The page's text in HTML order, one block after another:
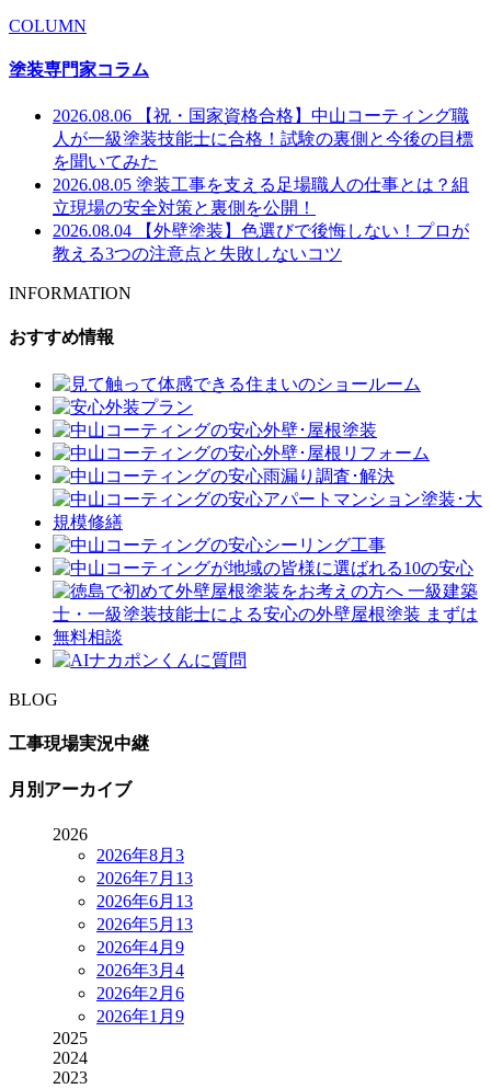
COLUMN
塗装専門家コラム
2026.08.06
【祝・国家資格合格】中山コーティング職
人が一級塗装技能士に合格！試験の裏側と今後の目標
を聞いてみた
2026.08.05 塗装工事を支える足場職人の仕事とは？組
立現場の安全対策と裏側を公開！
2026.08.04
【外壁塗装】色選びで後悔しない！プロが
教える3つの注意点と失敗しないコツ
INFORMATION
おすすめ情報
BLOG
工事現場実況中継
月別アーカイブ
2026
2026年8月 3
2026年7月 13
2026年6月 13
2026年5月 13
2026年4月 9
2026年3月 4
2026年2月 6
2026年1月 9
2025
2024
2023